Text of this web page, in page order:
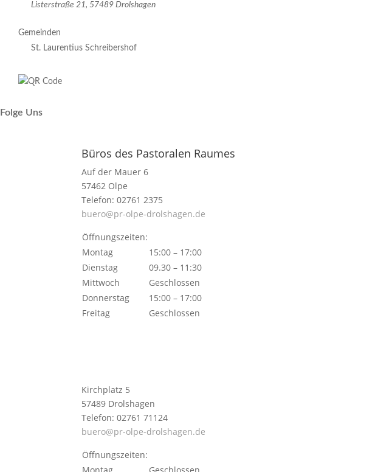
Listerstraße 21, 57489 Drolshagen
Gemeinden
St. Laurentius Schreibershof
Folge Uns
Büros des Pastoralen Raumes
Auf der Mauer 6
57462 Olpe
Telefon: 02761 2375
buero@pr-olpe-drolshagen.de
Öffnungszeiten:
Montag
15:00 – 17:00
Dienstag
09.30 – 11:30
Mittwoch
Geschlossen
Donnerstag
15:00 – 17:00
Freitag
Geschlossen
Kirchplatz 5
57489 Drolshagen
Telefon: 02761 71124
buero@pr-olpe-drolshagen.de
Öffnungszeiten: